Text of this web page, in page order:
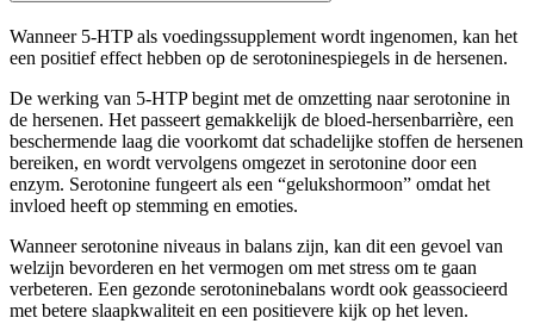
Wanneer 5-HTP als voedingssupplement wordt ingenomen, kan het
een positief effect hebben op de serotoninespiegels in de hersenen.
De werking van 5-HTP begint met de omzetting naar serotonine in
de hersenen. Het passeert gemakkelijk de bloed-hersenbarrière, een
beschermende laag die voorkomt dat schadelijke stoffen de hersenen
bereiken, en wordt vervolgens omgezet in serotonine door een
enzym. Serotonine fungeert als een “gelukshormoon” omdat het
invloed heeft op stemming en emoties.
Wanneer serotonine niveaus in balans zijn, kan dit een gevoel van
welzijn bevorderen en het vermogen om met stress om te gaan
verbeteren. Een gezonde serotoninebalans wordt ook geassocieerd
met betere slaapkwaliteit en een positievere kijk op het leven.